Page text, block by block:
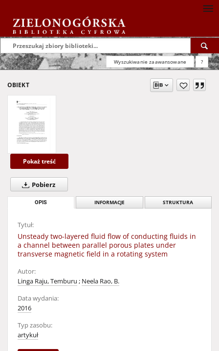
Wyszukiwanie zaawansowane ?
OBIEKT
Pokaż treść
Pobierz
OPIS INFORMACJE STRUKTURA
Tytuł:
Unsteady two-layered fluid flow of conducting fluids in
a channel between parallel porous plates under
transverse magnetic field in a rotating system
Autor:
Linga Raju, Temburu ; Neela Rao, B.
Data wydania:
2016
Typ zasobu:
artykuł